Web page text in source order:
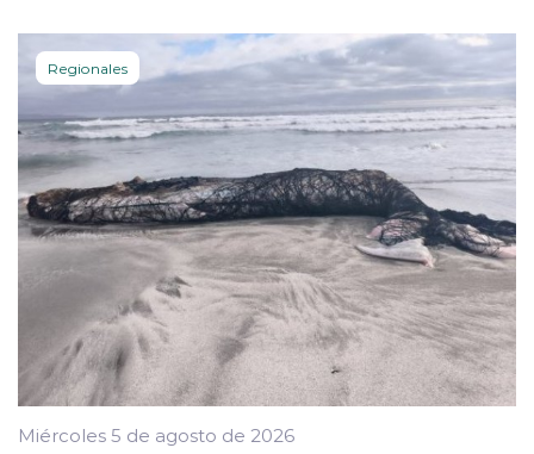
Regionales
Miércoles 5 de agosto de 2026